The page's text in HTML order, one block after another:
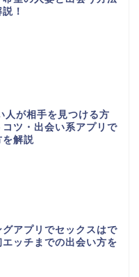
！
人が相手を見つける方
コツ・出会い系アプリで
を解説
グアプリでセックスはで
エッチまでの出会い方を